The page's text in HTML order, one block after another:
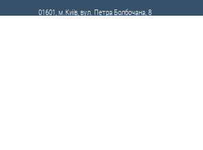
01601, м.Київ, вул. Петра Болбочана, 8